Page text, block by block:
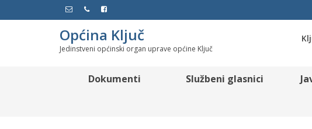
Općina Ključ
Jedinstveni općinski organ uprave općine Ključ
Dokumenti Službeni glasnici